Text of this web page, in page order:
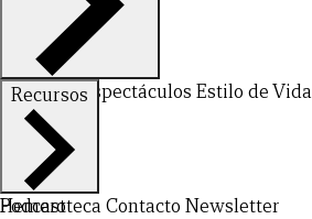
DeportesEspectáculos Estilo de Vida
Recursos
Hemeroteca Contacto Newsletter
Podcast